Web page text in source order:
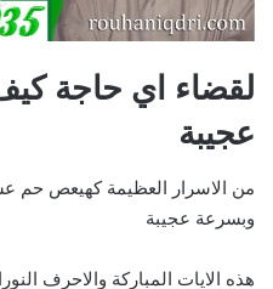
لقضاء اي حاجة
عجيبة
من الاسرار العظيمة كهيعص حم
وبسرعة عجيبة
هذه الايات المباركة والاحرف